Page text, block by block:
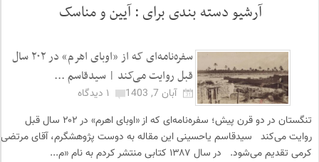
آرشیو دسته بندی برای :آیین و مناسک
سفره‌نامه‌ای که از «اوبای اهرم» در ۲۰۲ سال
قبل روایت می‌کند | سیدقاسم ...
آبان 7, 1403
۱ دیدگاه
تنگستان در دو قرن پیش؛ سفره‌نامه‌ای که از «اوبای اهرم» در ۲۰۲ سال قبل
روایت می‌کند سیدقاسم یاحسینی این مقاله به دوست پژوهشگرم، آقای مرتضی
کرمی تقدیم می‌شود. در سال ۱۳۸۷ کتابی منتشر کردم به نام «م...